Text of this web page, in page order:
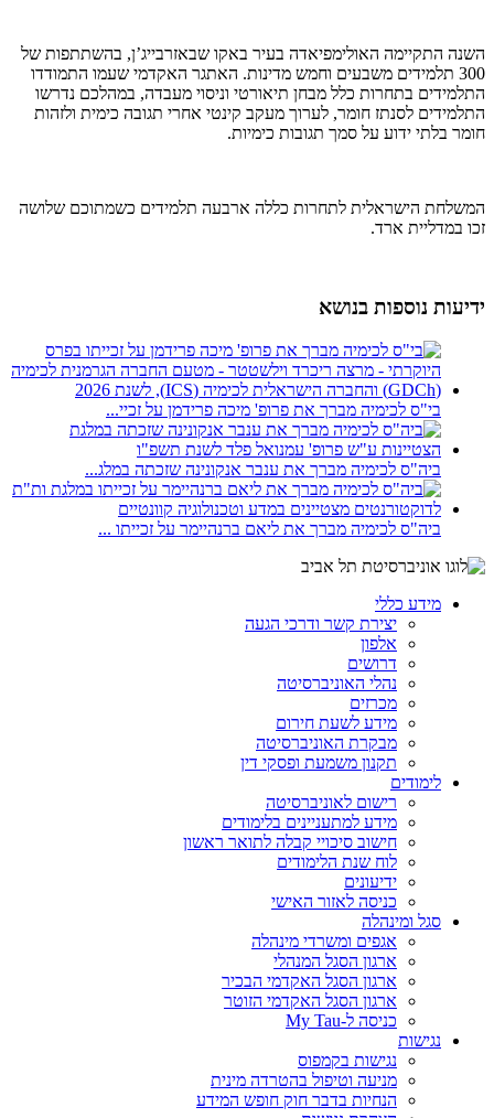
השנה התקיימה האולימפיאדה בעיר באקו שבאזרבייג’ן, בהשתתפות של
300 תלמידים משבעים וחמש מדינות. האתגר האקדמי שעמו התמודדו
התלמידים בתחרות כלל מבחן תיאורטי וניסוי מעבדה, במהלכם נדרשו
התלמידים לסנתז חומר, לערוך מעקב קינטי אחרי תגובה כימית ולזהות
חומר בלתי ידוע על סמך תגובות כימיות.
המשלחת הישראלית לתחרות כללה ארבעה תלמידים כשמתוכם שלושה
זכו במדליית ארד.
ידיעות נוספות בנושא
בי"ס לכימיה מברך את פרופ' מיכה פרידמן על זכיי...
ביה"ס לכימיה מברך את ענבר אנקונינה שזכתה במלג...
ביה"ס לכימיה מברך את ליאם ברנהיימר על זכייתו ...
מידע כללי
יצירת קשר ודרכי הגעה
אלפון
דרושים
נהלי האוניברסיטה
מכרזים
מידע לשעת חירום
מבקרת האוניברסיטה
תקנון משמעת ופסקי דין
לימודים
רישום לאוניברסיטה
מידע למתעניינים בלימודים
חישוב סיכויי קבלה לתואר ראשון
לוח שנת הלימודים
ידיעונים
כניסה לאזור האישי
סגל ומינהלה
אגפים ומשרדי מינהלה
ארגון הסגל המנהלי
ארגון הסגל האקדמי הבכיר
ארגון הסגל האקדמי הזוטר
כניסה ל-My Tau
נגישות
נגישות בקמפוס
מניעה וטיפול בהטרדה מינית
הנחיות בדבר חוק חופש המידע